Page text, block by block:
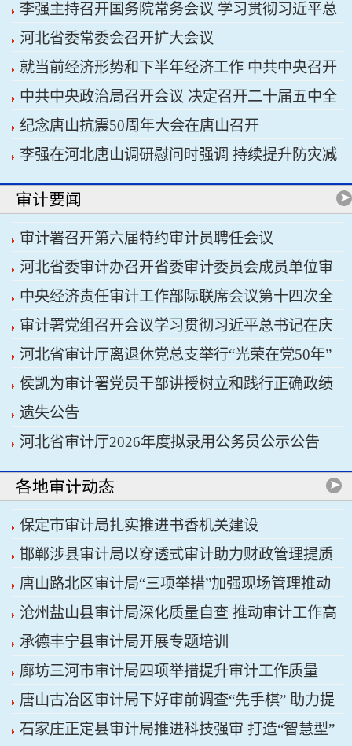
李强主持召开国务院常务会议 学习贯彻习近平总
书记关于上半年经济形势和做好下半年经济工作的
重要讲话精神
河北省委常委会召开扩大会议
就当前经济形势和下半年经济工作 中共中央召开
党外人士座谈会 习近平主持并发表重要讲话
中共中央政治局召开会议 决定召开二十届五中全
会 分析研究当前经济形势和经济工作 中共中央总
书记习近平主持会议
纪念唐山抗震50周年大会在唐山召开
李强在河北唐山调研慰问时强调 持续提升防灾减
灾救灾能力 切实保障人民群众生命财产安全
审计要闻
审计署召开第六届特约审计员聘任会议
河北省委审计办召开省委审计委员会成员单位审
计重点工作协调推进会议暨省经济责任审计工作厅
际联席会议
中央经济责任审计工作部际联席会议第十四次全
体会议召开
审计署党组召开会议学习贯彻习近平总书记在庆
祝中国共产党成立105周年大会上的重要讲话精神
河北省审计厅离退休党总支举行“光荣在党50年”
纪念章颁发仪式
侯凯为审计署党员干部讲授树立和践行正确政绩
观学习教育专题党课
遗失公告
河北省审计厅2026年度拟录用公务员公示公告
各地审计动态
保定市审计局扎实推进书香机关建设
邯郸涉县审计局以穿透式审计助力财政管理提质
增效
唐山路北区审计局“三项举措”加强现场管理推动
审计工作科学规范
沧州盐山县审计局深化质量自查 推动审计工作高
质量发展
承德丰宁县审计局开展专题培训
廊坊三河市审计局四项举措提升审计工作质量
唐山古冶区审计局下好审前调查“先手棋” 助力提
升项目质效
石家庄正定县审计局推进科技强审 打造“智慧型”